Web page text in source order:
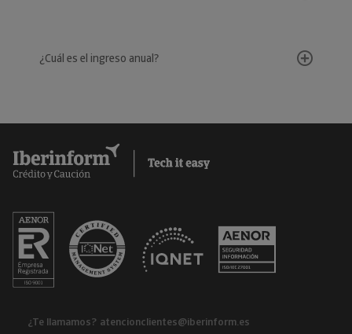
¿Cuál es el ingreso anual?
¿Te llamamos? atencionclientes@iberinform.es